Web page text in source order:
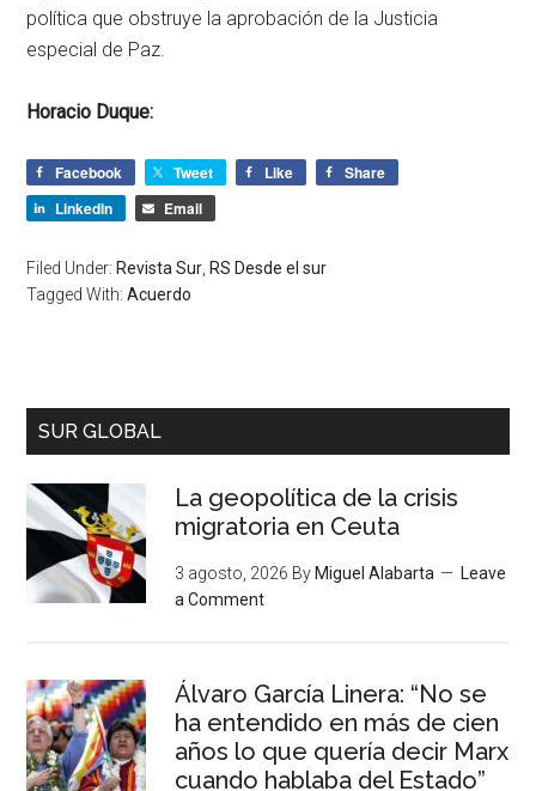
política que obstruye la aprobación de la Justicia
especial de Paz.
Horacio Duque:
Facebook Tweet Like
Share
LinkedIn
Email
Filed Under: Revista Sur RS Desde el sur
Tagged With:Acuerdo
SUR GLOBAL
La geopolítica de la crisis
migratoria en Ceuta
3 agosto, 2026 By Miguel Alabarta
Leave
a Comment
Álvaro García Linera: “No se
ha entendido en más de cien
años lo que quería decir Marx
cuando hablaba del Estado”